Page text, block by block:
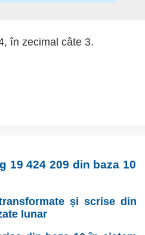
în zecimal câte 3.
19 424 209 din baza 10
și scrise din
lunar